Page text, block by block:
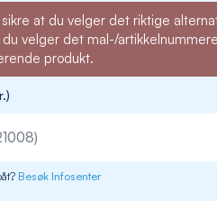
sikre at du velger det riktige
velger det mal-/
produkt.
Besøk Infosenter